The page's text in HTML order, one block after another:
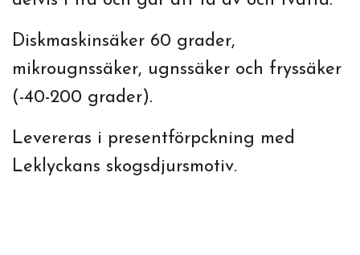
Diskmaskinsäker 60 grader,
mikrougnssäker, ugnssäker och fryssäker
(-40-200 grader).
Levereras i presentförpckning med
Leklyckans skogsdjursmotiv.